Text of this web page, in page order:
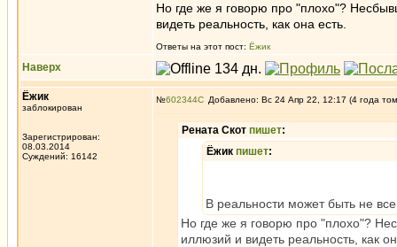
Но где же я говорю про "плохо"?
видеть реальность, как она есть.
Ответы на этот пост: Ёжик
Наверх
Ёжик
заблокирован
Зарегистрирован:
08.03.2014
Суждений: 16142
№602344 Добавлено: Вс 24 Апр 22, 12:17 (4 года
Рената Скот пишет:
Ёжик пишет:
В реальности может быть не
Но где же я говорю про "плохо"?
иллюзий и видеть реальность, как